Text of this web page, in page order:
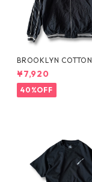
BROOKLYN
JKT by Polo Ralph
¥7,920
40%OFF